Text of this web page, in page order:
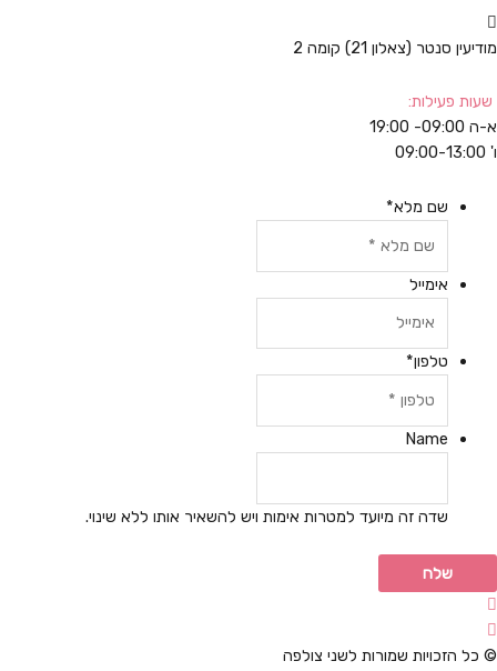
מודיעין סנטר (צאלון 21) קומה 2
שעות פעילות:
א-ה 09:00- 19:00
ו' 09:00-13:00
שם מלא*
אימייל
טלפון*
Name
שדה זה מיועד למטרות אימות ויש להשאיר אותו ללא שינוי.
© כל הזכויות שמורות לשני צולפה